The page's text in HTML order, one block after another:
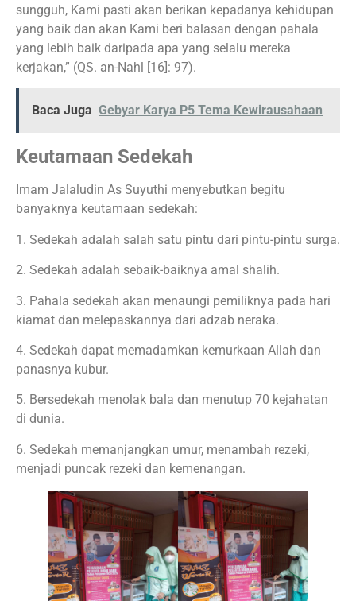
sungguh, Kami pasti akan berikan kepadanya kehidupan
yang baik dan akan Kami beri balasan dengan pahala
yang lebih baik daripada apa yang selalu mereka
kerjakan,” (QS. an-Nahl [16]: 97).
Baca Juga Gebyar Karya P5 Tema Kewirausahaan
Keutamaan Sedekah
Imam Jalaludin As Suyuthi menyebutkan begitu
banyaknya keutamaan sedekah:
1. Sedekah adalah salah satu pintu dari pintu-pintu surga.
2. Sedekah adalah sebaik-baiknya amal shalih.
3. Pahala sedekah akan menaungi pemiliknya pada hari
kiamat dan melepaskannya dari adzab neraka.
4. Sedekah dapat memadamkan kemurkaan Allah dan
panasnya kubur.
5. Bersedekah menolak bala dan menutup 70 kejahatan
di dunia.
6. Sedekah memanjangkan umur, menambah rezeki,
menjadi puncak rezeki dan kemenangan.